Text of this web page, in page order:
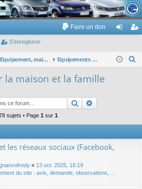
acquéreurs du Volkswagen Touran
Faire un don
ne nr
S’enregistrer
Equipement, maison, famille, passion, hobby, détente, ... Equipements pour la maison et la famille
c
la maison et la famille
Rechercher
sujets • Page 1 sur 1
les réseaux sociaux (Facebook,
« 13 oct. 2025, 16:19
du site : avis, demande, observations, ...